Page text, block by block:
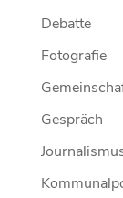
Debatte
Fotografie
Gespräch